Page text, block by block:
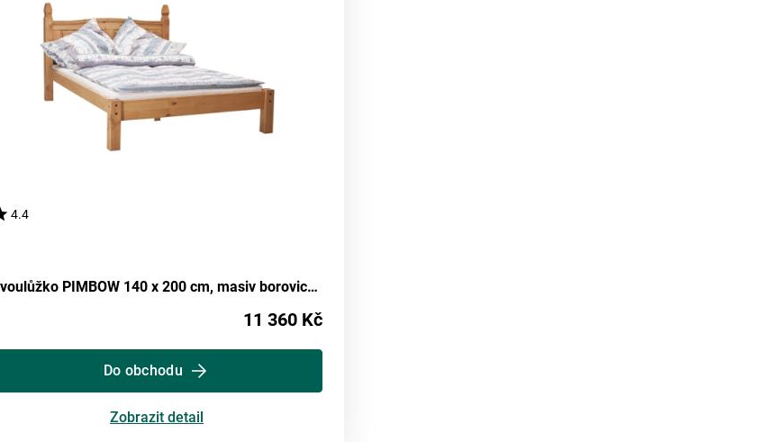
4.4
Dvoulůžko PIMBOW 140 x 200 cm, masiv borovice, vosk
11 360 Kč
Do obchodu
Zobrazit detail